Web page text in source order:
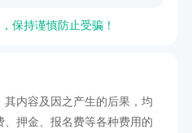
保持谨慎防止受骗！
内容及因之产生的后果，均
押金、报名费等各种费用的